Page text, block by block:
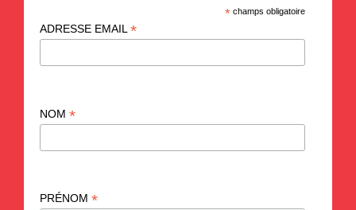
* champs obligatoire
ADRESSE EMAIL *
NOM *
PRÉNOM *